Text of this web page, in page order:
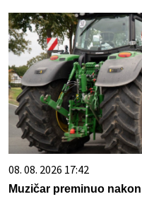
08. 08. 2026 17:42
Muzičar preminuo